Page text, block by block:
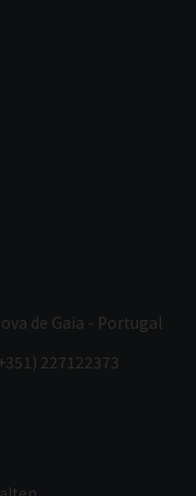
de Gaia - Portugal
227122373